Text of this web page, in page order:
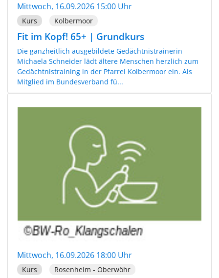
Mittwoch, 16.09.2026 15:00 Uhr
Kurs Kolbermoor
Fit im Kopf! 65+ | Grundkurs
Die ganzheitlich ausgebildete Gedächtnistrainerin
Michaela Schneider lädt ältere Menschen herzlich zum
Gedächtnistraining in der Pfarrei Kolbermoor ein. Als
Mitglied im Bundesverband fü...
Mittwoch, 16.09.2026 18:00 Uhr
Kurs Rosenheim - Oberwöhr